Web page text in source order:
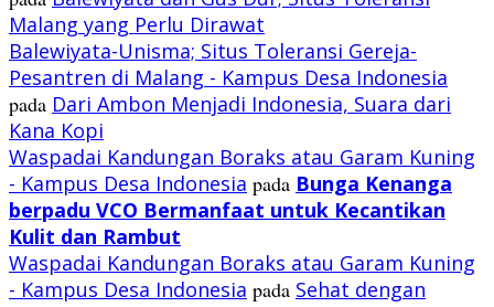
Malang yang Perlu Dirawat
Balewiyata-Unisma; Situs Toleransi Gereja-
Pesantren di Malang - Kampus Desa Indonesia
pada Dari Ambon Menjadi Indonesia, Suara dari
Kana Kopi
Waspadai Kandungan Boraks atau Garam Kuning
- Kampus Desa Indonesia pada Bunga Kenanga
berpadu VCO Bermanfaat untuk Kecantikan
Kulit dan Rambut
Waspadai Kandungan Boraks atau Garam Kuning
- Kampus Desa Indonesia pada Sehat dengan